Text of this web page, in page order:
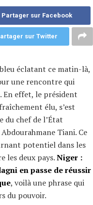
Partager sur Facebook
sur Twitter
éclatant ce matin-là,
une rencontre qui
effet, le président
élu, s’est
chef de l’État
Tiani. Ce
potentiel dans les
les deux pays.Niger :
en passe de réussir
, voilà une phrase qui
du pouvoir.